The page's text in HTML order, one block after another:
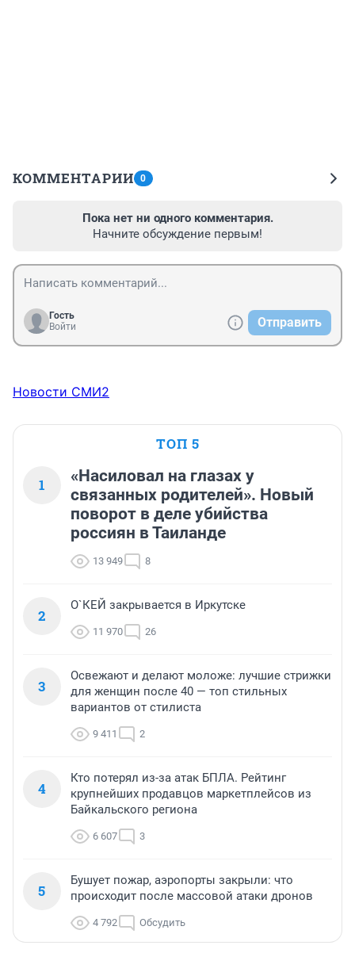
КОММЕНТАРИИ 0
Пока нет ни одного комментария.
Начните обсуждение первым!
Гость
Войти
Отправить
Новости СМИ2
ТОП 5
1
«Насиловал на глазах у
связанных родителей». Новый
поворот в деле убийства
россиян в Таиланде
13 949 8
2
О`КЕЙ закрывается в Иркутске
11 970 26
3
Освежают и делают моложе: лучшие стрижки
для женщин после 40 — топ стильных
вариантов от стилиста
9 411 2
4
Кто потерял из-за атак БПЛА. Рейтинг
крупнейших продавцов маркетплейсов из
Байкальского региона
6 607 3
5
Бушует пожар, аэропорты закрыли: что
происходит после массовой атаки дронов
4 792 Обсудить